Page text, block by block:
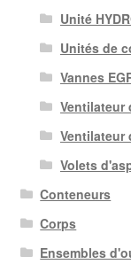
Unité
Unités de
Vannes
Ventilateur
Ventilateur
Volets
Conteneurs
Corps
Ensembles